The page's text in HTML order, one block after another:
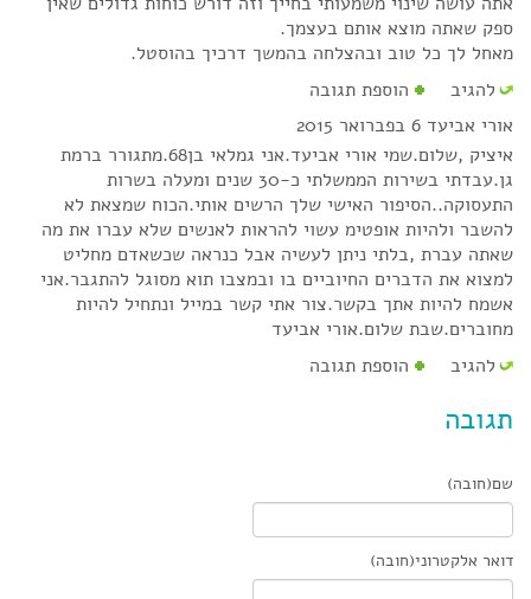
ספק שאתה מוצא אותם בעצמך.
מאחל לך כל טוב ובהצלחה בהמשך דרכיך בהוסטל.
להגיב
הוספת תגובה
אורי אביעד 6 בפברואר 2015
איציק ,שלום.שמי אורי אביעד.אני גמלאי בן68.מתגורר ברמת
גן.עבדתי בשירות הממשלתי כ-30 שנים ומעלה בשרות
התעסוקה..הסיפור האישי שלך הרשים אותי.הכוח שמצאת לא
להשבר ולהיות אופטימ עשוי להראות לאנשים שלא עברו את מה
שאתה עברת ,בלתי ניתן לעשיה אבל כנראה שכשאדם מחליט
למצוא את הדברים החיוביים בו ובמצבו תוא מסוגל להתגבר.אני
אשמח להיות אתך בקשר.צור אתי קשר במייל ונתחיל להיות
מחוברים.שבת שלום.אורי אביעד
להגיב
הוספת תגובה
תגובה
שם(חובה)
דואר אלקטרוני(חובה)